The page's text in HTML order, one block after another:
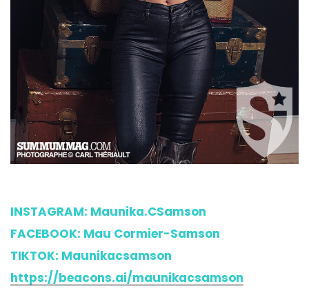
INSTAGRAM: Maunika.CSamson
FACEBOOK: Mau Cormier-Samson
TIKTOK: Maunikacsamson
https://beacons.ai/maunikacsamson